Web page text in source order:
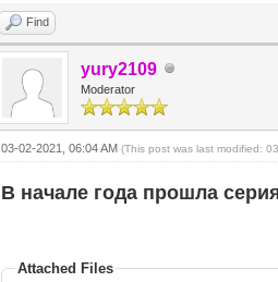
Find
yury2109
Moderator
03-02-2021, 06:04 AM(This post was last modified:
В начале года прошла
Attached Files